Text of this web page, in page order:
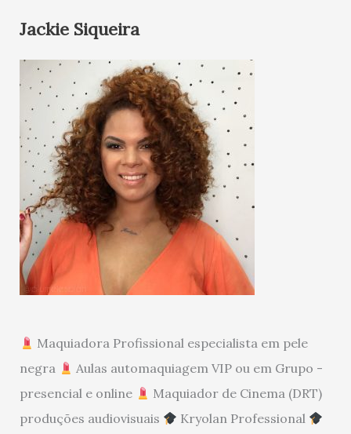
Jackie Siqueira
Maquiadora Profissional especialista em pele
negra
Aulas automaquiagem VIP ou em Grupo -
presencial e online
Maquiador de Cinema (DRT)
produções audiovisuais
Kryolan Professional